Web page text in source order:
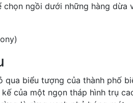
chọn ngồi dưới những hàng dừa
biểu tượng của thành phố
của một ngọn tháp hình trụ